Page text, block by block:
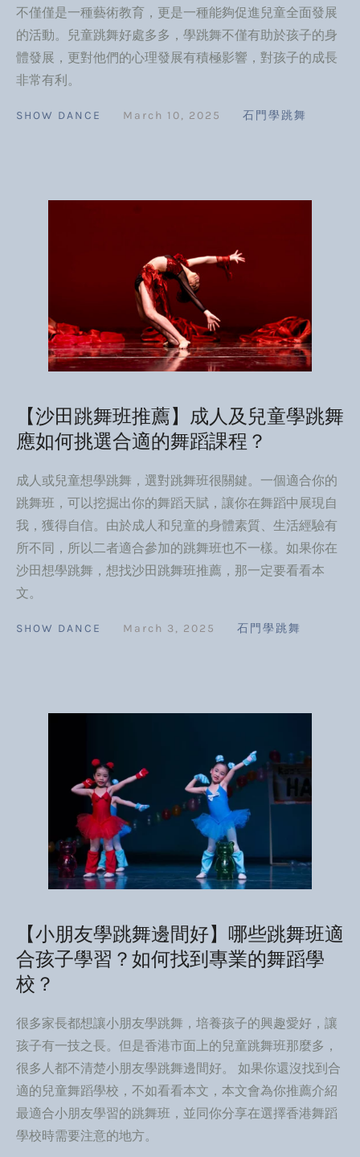
不僅僅是一種藝術教育，更是一種能夠促進兒童全面發展
的活動。兒童跳舞好處多多，學跳舞不僅有助於孩子的身
體發展，更對他們的心理發展有積極影響，對孩子的成長
非常有利。
SHOW DANCE March 10, 2025 石門學跳舞
【沙田跳舞班推薦】成人及兒童學跳舞
應如何挑選合適的舞蹈課程？
成人或兒童想學跳舞，選對跳舞班很關鍵。一個適合你的
跳舞班，可以挖掘出你的舞蹈天賦，讓你在舞蹈中展現自
我，獲得自信。由於成人和兒童的身體素質、生活經驗有
所不同，所以二者適合參加的跳舞班也不一樣。如果你在
沙田想學跳舞，想找沙田跳舞班推薦，那一定要看看本
文。
SHOW DANCE March 3, 2025 石門學跳舞
【小朋友學跳舞邊間好】哪些跳舞班適
合孩子學習？如何找到專業的舞蹈學
校？
很多家長都想讓小朋友學跳舞，培養孩子的興趣愛好，讓
孩子有一技之長。但是香港市面上的兒童跳舞班那麼多，
很多人都不清楚小朋友學跳舞邊間好。 如果你還沒找到合
適的兒童舞蹈學校，不如看看本文，本文會為你推薦介紹
最適合小朋友學習的跳舞班，並同你分享在選擇香港舞蹈
學校時需要注意的地方。